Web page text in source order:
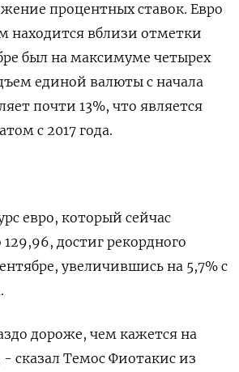
процентных ставок. Евро
находится вблизи отметки
был на максимуме четырех
единой валюты с начала
почти 13%, что является
с 2017 года.
евро, который сейчас
достиг рекордного
увеличившись на 5,7% с
дороже, чем кажется на
сказал Темос Фиотакис из